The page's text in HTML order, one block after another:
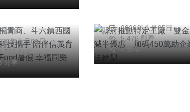
Fund暑假 幸
會」！
利
年七月01日
觀看
分享
2026年八月05日
5,476 觀看
2 分享